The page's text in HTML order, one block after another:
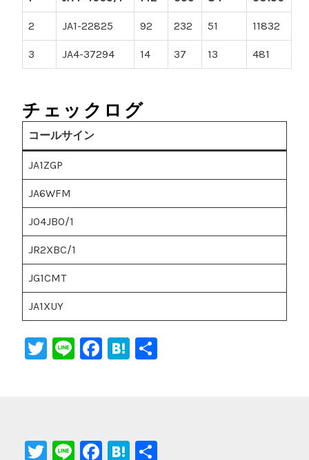
2 JA1-22825 92 232 51 11832
3 JA4-37294 14 37 13 481
チェックログ
コールサイン
JA1ZGP
JA6WFM
JO4JBO/1
JR2XBC/1
JG1CMT
JA1XUY
T
Li
F
b
H
a
T Li F H